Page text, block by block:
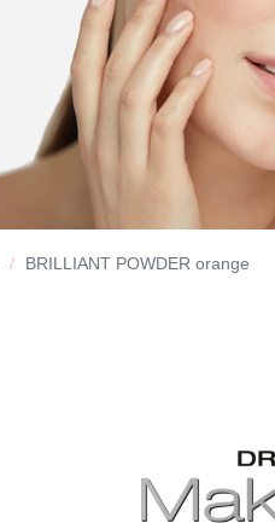
BRILLIANT POWDER orange